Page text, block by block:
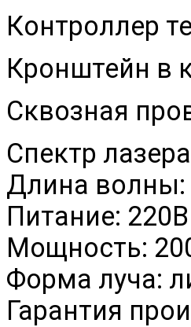
Контроллер
Кронштейн в
Сквозная
Спектр
Длина волны:
Питание: 220В
Мощность:
Форма луча:
Гарантия